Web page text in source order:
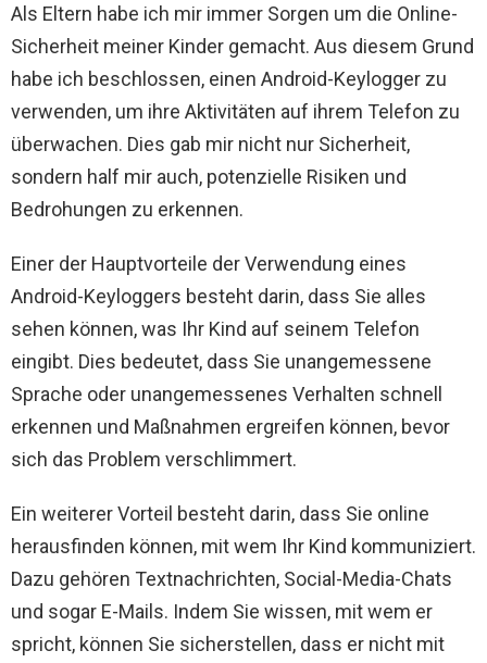
Als Eltern habe ich mir immer Sorgen um die Online-
Sicherheit meiner Kinder gemacht. Aus diesem Grund
habe ich beschlossen, einen Android-Keylogger zu
verwenden, um ihre Aktivitäten auf ihrem Telefon zu
überwachen. Dies gab mir nicht nur Sicherheit,
sondern half mir auch, potenzielle Risiken und
Bedrohungen zu erkennen.
Einer der Hauptvorteile der Verwendung eines
Android-Keyloggers besteht darin, dass Sie alles
sehen können, was Ihr Kind auf seinem Telefon
eingibt. Dies bedeutet, dass Sie unangemessene
Sprache oder unangemessenes Verhalten schnell
erkennen und Maßnahmen ergreifen können, bevor
sich das Problem verschlimmert.
Ein weiterer Vorteil besteht darin, dass Sie online
herausfinden können, mit wem Ihr Kind kommuniziert.
Dazu gehören Textnachrichten, Social-Media-Chats
und sogar E-Mails. Indem Sie wissen, mit wem er
spricht, können Sie sicherstellen, dass er nicht mit